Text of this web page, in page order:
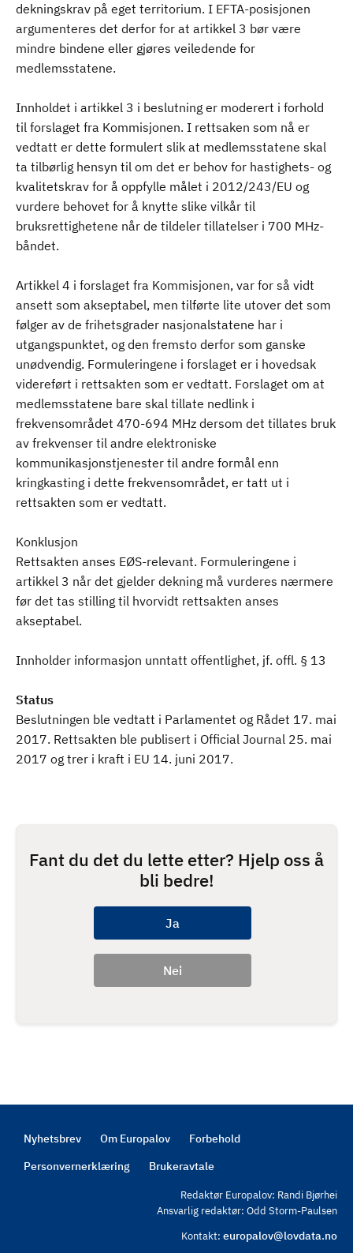
dekningskrav på eget territorium. I EFTA-posisjonen
argumenteres det derfor for at artikkel 3 bør være
mindre bindene eller gjøres veiledende for
medlemsstatene.
Innholdet i artikkel 3 i beslutning er moderert i forhold
til forslaget fra Kommisjonen. I rettsaken som nå er
vedtatt er dette formulert slik at medlemsstatene skal
ta tilbørlig hensyn til om det er behov for hastighets- og
kvalitetskrav for å oppfylle målet i 2012/243/EU og
vurdere behovet for å knytte slike vilkår til
bruksrettighetene når de tildeler tillatelser i 700 MHz-
båndet.
Artikkel 4 i forslaget fra Kommisjonen, var for så vidt
ansett som akseptabel, men tilførte lite utover det som
følger av de frihetsgrader nasjonalstatene har i
utgangspunktet, og den fremsto derfor som ganske
unødvendig. Formuleringene i forslaget er i hovedsak
videreført i rettsakten som er vedtatt. Forslaget om at
medlemsstatene bare skal tillate nedlink i
frekvensområdet 470-694 MHz dersom det tillates bruk
av frekvenser til andre elektroniske
kommunikasjonstjenester til andre formål enn
kringkasting i dette frekvensområdet, er tatt ut i
rettsakten som er vedtatt.
Konklusjon
Rettsakten anses EØS-relevant. Formuleringene i
artikkel 3 når det gjelder dekning må vurderes nærmere
før det tas stilling til hvorvidt rettsakten anses
akseptabel.
Innholder informasjon unntatt offentlighet, jf. offl. § 13
Status
Beslutningen ble vedtatt i Parlamentet og Rådet 17. mai
2017. Rettsakten ble publisert i Official Journal 25. mai
2017 og trer i kraft i EU 14. juni 2017.
Fant du det du lette etter? Hjelp oss å
bli bedre!
Footer
Nyhetsbrev Om Europalov
Forbehold
Personvernerklæring
Brukeravtale
Redaktør Europalov: Randi Bjørhei
Ansvarlig redaktør: Odd Storm-Paulsen
Kontakt: europalov@lovdata.no